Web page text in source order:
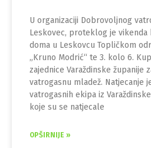
U organizaciji Dobrovoljnog
Leskovec, proteklog je vikenda
doma u Leskovcu Topličkom
„Kruno Modrić“ te 3. kolo 6.
zajednice Varaždinske županije
vatrogasnu mladež. Natjecanje
vatrogasnih ekipa iz
koje su se natjecale
OPŠIRNIJE »